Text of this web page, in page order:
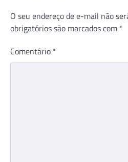
O seu endereço de e-mail não
obrigatórios são marcados com *
Comentário *